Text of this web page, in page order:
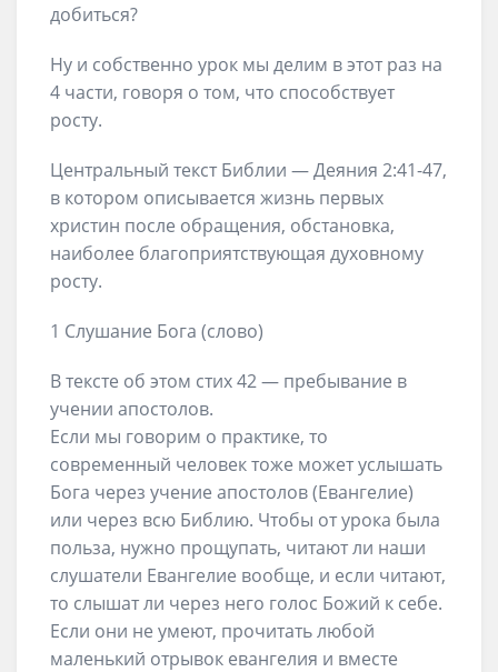
добиться?
Ну и собственно урок мы делим в этот раз на
4 части, говоря о том, что способствует
росту.
Центральный текст Библии — Деяния 2:41-47,
в котором описывается жизнь первых
христин после обращения, обстановка,
наиболее благоприятствующая духовному
росту.
1 Слушание Бога (слово)
В тексте об этом стих 42 — пребывание в
учении апостолов.
Если мы говорим о практике, то
современный человек тоже может услышать
Бога через учение апостолов (Евангелие)
или через всю Библию. Чтобы от урока была
польза, нужно прощупать, читают ли наши
слушатели Евангелие вообще, и если читают,
то слышат ли через него голос Божий к себе.
Если они не умеют, прочитать любой
маленький отрывок евангелия и вместе